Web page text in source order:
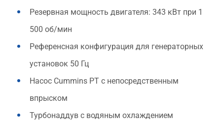
Резервная мощность двигателя: 343 кВт при 1
500 об/мин
Референсная конфигурация для генераторных
установок 50 Гц
Насос Cummins PT с непосредственным
впрыском
Турбонаддув с водяным охлаждением